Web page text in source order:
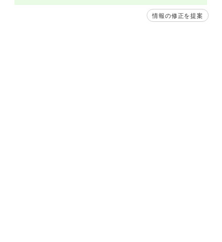
情報の修正を提案